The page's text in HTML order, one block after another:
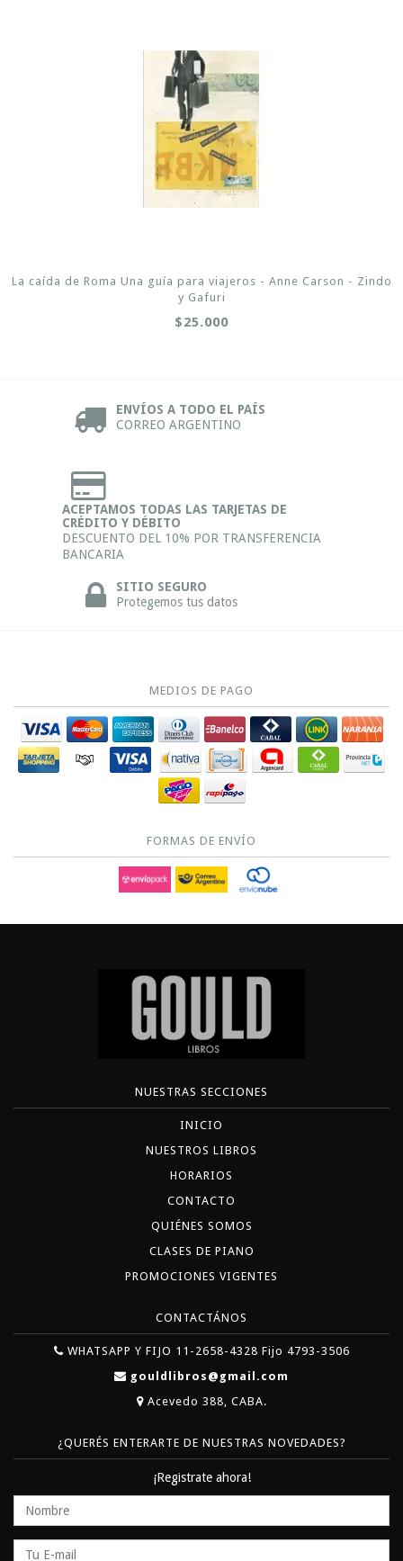
La caída de Roma Una guía para viajeros - Anne Carson - Zindo
y Gafuri
$25.000
ENVÍOS A TODO EL PAÍS
CORREO ARGENTINO
ACEPTAMOS TODAS LAS TARJETAS DE
CRÉDITO Y DÉBITO
DESCUENTO DEL 10% POR TRANSFERENCIA
BANCARIA
SITIO SEGURO
Protegemos tus datos
MEDIOS DE PAGO
FORMAS DE ENVÍO
NUESTRAS SECCIONES
INICIO
NUESTROS LIBROS
HORARIOS
CONTACTO
QUIÉNES SOMOS
CLASES DE PIANO
PROMOCIONES VIGENTES
CONTACTÁNOS
WHATSAPP Y FIJO 11-2658-4328 Fijo 4793-3506
gouldlibros@gmail.com
Acevedo 388, CABA.
¿QUERÉS ENTERARTE DE NUESTRAS NOVEDADES?
¡Registrate ahora!